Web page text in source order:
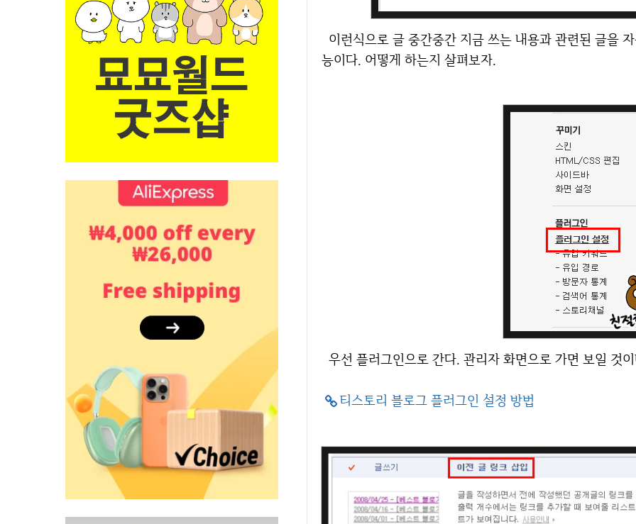
이런식으로 글 중간중간 지금 쓰는 내용과 관련된 글을 자동으로 넣는 기능이 바로 "이전 글 넣기" 기
능이다. 어떻게 하는지 살펴보자.
우선 플러그인으로 간다. 관리자 화면으로 가면 보일 것
티스토리 블로그 플러그인 설정 방법